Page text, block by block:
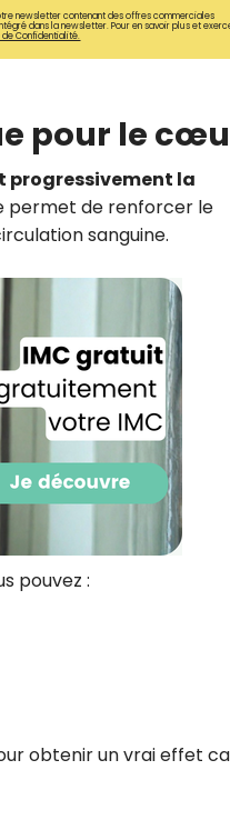
newsletter contenant des offres commerciales
dans la newsletter. Pour en savoir plus et
de Confidentialité.
pour le
la
permet de renforcer le
sanguine.
pouvez :
obtenir un vrai effet
gratuitement
inédites de
la newsletter
à ce que la société
Players analyse le taux
courriels pour mesurer et
des campagnes.
savoir si vous ouvrez les
à laquelle vous le faites ainsi
sur le terminal que
Pour en savoir plus sur ces
email sera utilisée par Digital Prisma
newsletter contenant des offres